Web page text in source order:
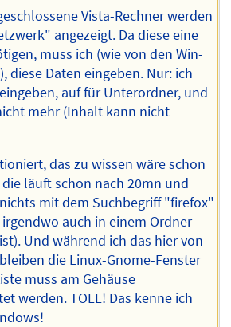
Vista-Rechner werden
angezeigt. Da diese eine
muss ich (wie von den Win-
diese Daten eingeben. Nur: ich
auf für Unterordner, und
mehr (Inhalt kann nicht
das zu wissen wäre schon
läuft schon nach 20mn und
mit dem Suchbegriff "firefox"
auch in einem Ordner
Und während ich das hier von
die Linux-Gnome-Fenster
muss am Gehäuse
werden. TOLL! Das kenne ich